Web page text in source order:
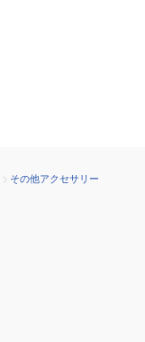
その他アクセサリー